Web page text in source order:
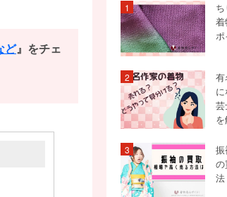
ど』をチェ
1
ポ
2
有
3